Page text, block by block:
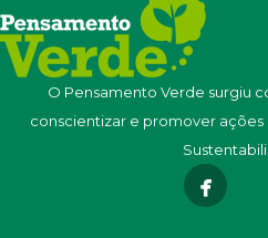
O Pensamento Verde surgiu
conscientizar e promover